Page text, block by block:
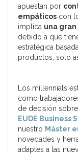
apuestan por
empáticos con
implica una
debido a que
estratégica
productos, solo
Los millennials
como
de decisión
EUDE Business
nuestro Máster
novedades y
adaptes a las